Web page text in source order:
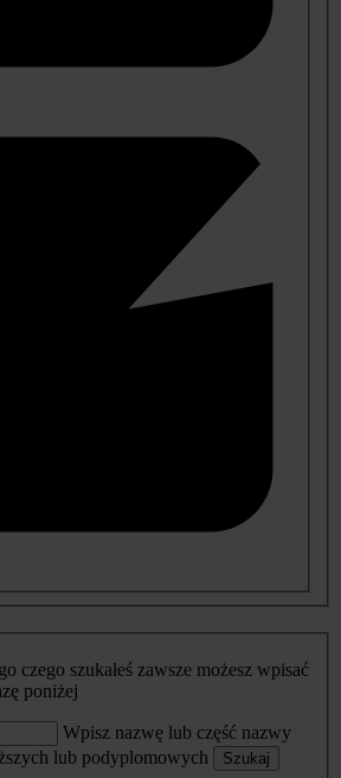
czego szukałeś zawsze możesz wpisać
poniżej
Wpisz nazwę lub część nazwy
lub podyplomowych
Szukaj